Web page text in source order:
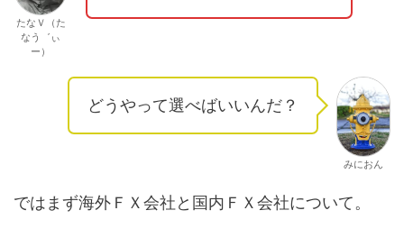
たなＶ（た
なう゛ぃ
ー）
どうやって選べばいいんだ？
みにおん
ではまず海外ＦＸ会社と国内ＦＸ会社について。